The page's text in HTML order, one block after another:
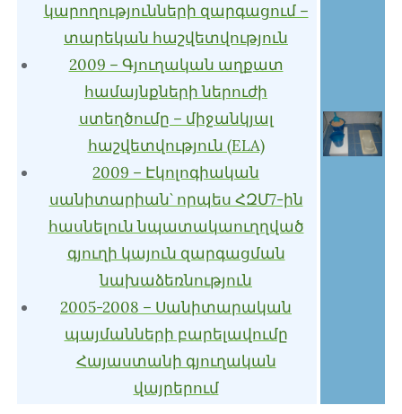
կարողությունների զարգացում –
տարեկան հաշվետվություն
2009 – Գյուղական աղքատ
համայնքների ներուժի
ստեղծումը – միջանկյալ
հաշվետվություն (ELA)
2009 – Էկոլոգիական
սանիտարիան` որպես ՀԶՄ7-ին
հասնելուն նպատակաուղղված
գյուղի կայուն զարգացման
նախաձեռնություն
2005-2008 – Սանիտարական
պայմանների բարելավումը
Հայաստանի գյուղական
վայրերում